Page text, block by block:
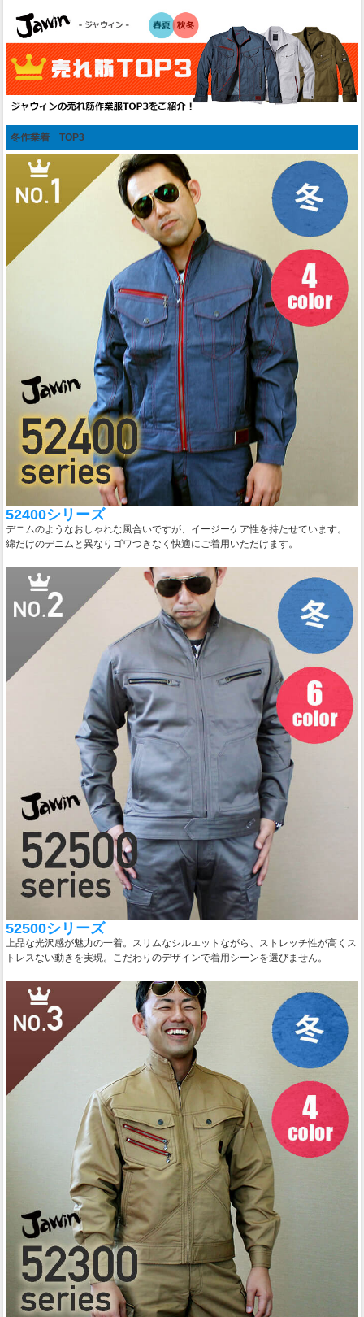
冬作業着 TOP3
52400シリーズ
デニムのようなおしゃれな風合いですが、イージーケア性を持たせています。
綿だけのデニムと異なりゴワつきなく快適にご着用いただけます。
52500シリーズ
上品な光沢感が魅力の一着。スリムなシルエットながら、ストレッチ性が高くス
トレスない動きを実現。こだわりのデザインで着用シーンを選びません。